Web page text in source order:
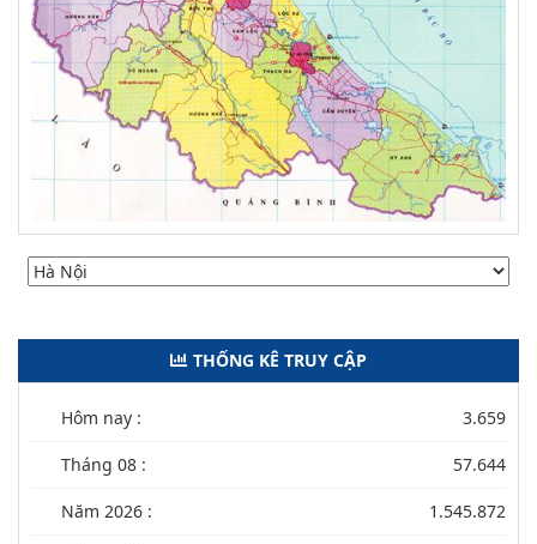
THỐNG KÊ TRUY CẬP
Hôm nay : 3.659
Tháng 08 : 57.644
Năm 2026 : 1.545.872